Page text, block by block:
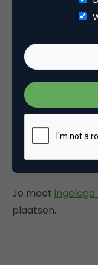
B2B Marketing
Tags
Plaats
Je moet ingelogd
plaatsen.